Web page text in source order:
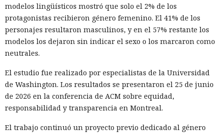
modelos lingüísticos mostró que solo el 2% de los
protagonistas recibieron género femenino. El 41% de los
personajes resultaron masculinos, y en el 57% restante los
modelos los dejaron sin indicar el sexo o los marcaron como
neutrales.
El estudio fue realizado por especialistas de la Universidad
de Washington. Los resultados se presentaron el 25 de junio
de 2026 en la conferencia de ACM sobre equidad,
responsabilidad y transparencia en Montreal.
El trabajo continuó un proyecto previo dedicado al género